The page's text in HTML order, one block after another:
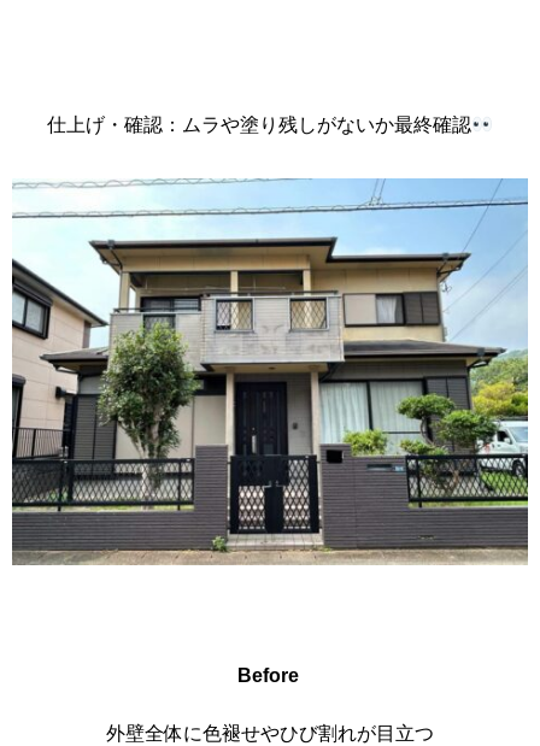
仕上げ・確認：ムラや塗り残しがないか最終確認
Before
外壁全体に色褪せやひび割れが目立つ